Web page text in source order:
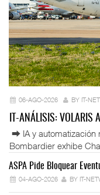
06-AGO-2026 BY IT-
IT-ANÁLISIS: VOLARIS
⮕ IA y
Bombardier exhibe
ASPA Pide Bloquear
04-AGO-2026 BY IT-